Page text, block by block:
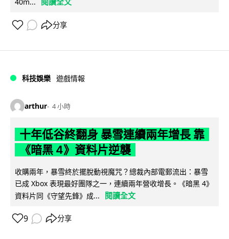
40m...
分享
科技娛樂 遊戲情報
arthur 4 小時
十年低谷終翻身 暴雪連續兩年增長 靠
《暗黑 4》資料片逆襲
收購兩年，暴雪終於擺脫動視魔咒？總裁內部電郵流出：暴雪
已成 Xbox 表現最好團隊之一，連續兩年營收增長。《暗黑 4》
資料片同《守望先鋒》成...
閱讀全文
9 分享